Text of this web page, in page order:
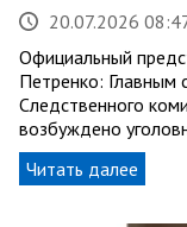
20.07.2026
Официальный
Петренко: Главным
Следственного
возбуждено
Читать далее